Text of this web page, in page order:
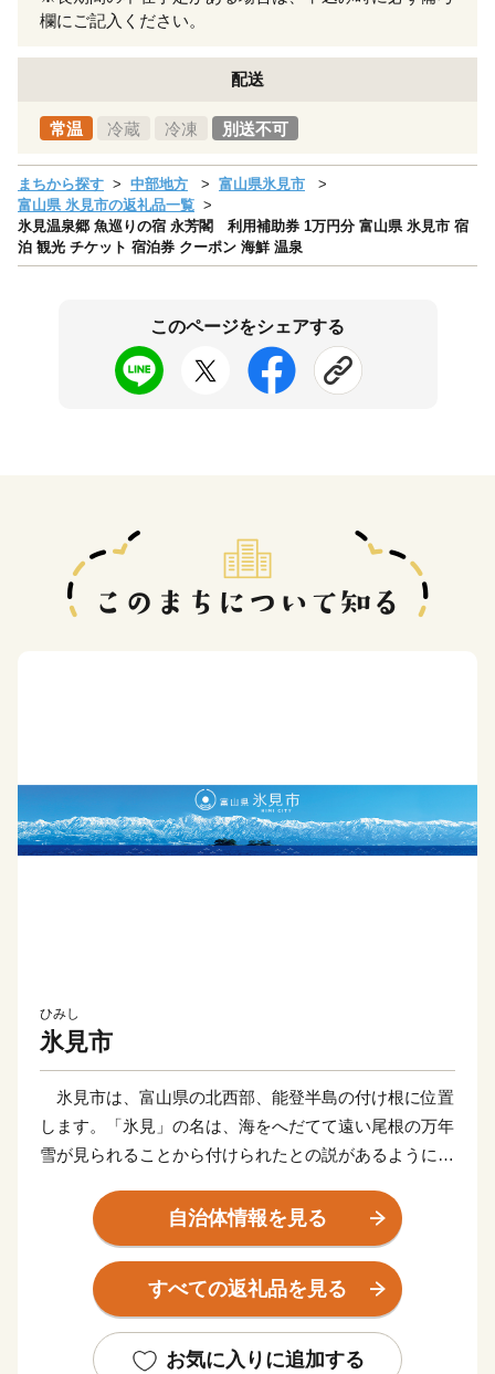
欄にご記入ください。
配送
常温 冷蔵 冷凍 別送不可
まちから探す 中部地方
富山県氷見市
富山県 氷見市の返礼品一覧
氷見温泉郷 魚巡りの宿 永芳閣 利用補助券 1万円分 富山県 氷見市 宿
泊 観光 チケット 宿泊券 クーポン 海鮮 温泉
このページをシェアする
ひみし
氷見市
氷見市は、富山県の北西部、能登半島の付け根に位置
します。「氷見」の名は、海をへだてて遠い尾根の万年
雪が見られることから付けられたとの説があるように、
いらっしゃると思います。2016年に開業した北陸新幹
線「新高岡駅」から、城端駅・氷見線に乗り継いで終着
駅「氷見駅｣へ至る海岸線沿いの車窓からの眺めは、鉄
道ファンならずとも一度はご覧いただきたい風景です。
魚介類が一年を通じて水揚げされます。また、氷見が発
自治体情報を見る
すべての返礼品を見る
お気に入りに追加する